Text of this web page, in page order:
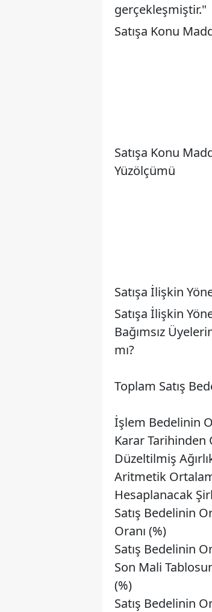
gerçekleşmiştir."
Satışa Konu
Satışa Konu
Yüzölçümü
Satışa İlişkin
Satışa İlişkin
Bağımsız
mı?
Toplam Satış
İşlem Bedelinin
Karar Tarihinden
Düzeltilmiş
Aritmetik
Hesaplanacak
Satış Bedelinin
Oranı (%)
Satış Bedelinin
Son Mali
(%)
Satış Bedelinin